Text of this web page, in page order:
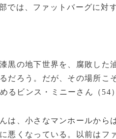
では、ファットバーグに対
の地下世界を、腐敗した
だろう。だが、その場所こ
るビンス・ミニーさん（54
は、小さなマンホールから
悪くなっている。以前はフ